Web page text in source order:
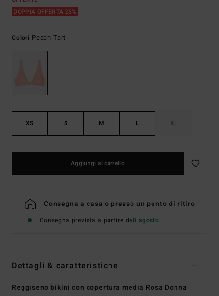
DOPPIA OFFERTA 25%
Colori Peach Tart
XS S M L XL
Aggiungi al carrello
Consegna a casa o presso un punto di ritiro
Consegna prevista a partire da8 agosto
Dettagli & caratteristiche
Reggiseno bikini con copertura media Rosa Donna